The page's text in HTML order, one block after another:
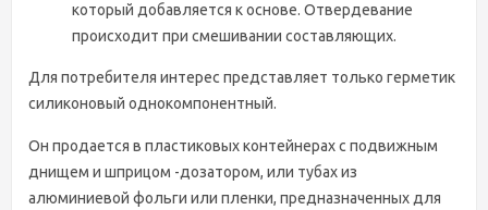
который добавляется к основе. Отвердевание
происходит при смешивании составляющих.
Для потребителя интерес представляет только герметик
силиконовый однокомпонентный.
Он продается в пластиковых контейнерах с подвижным
днищем и шприцом -дозатором, или тубах из
алюминиевой фольги или пленки, предназначенных для